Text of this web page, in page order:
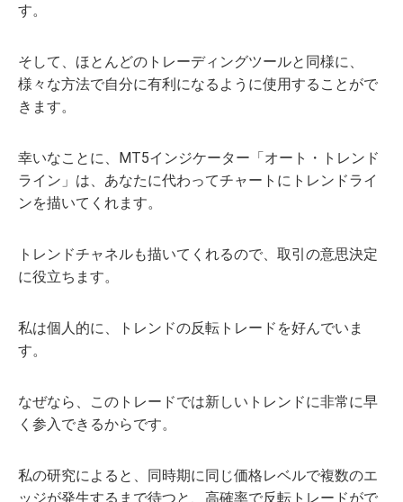
す。
そして、ほとんどのトレーディングツールと同様に、
様々な方法で自分に有利になるように使用することがで
きます。
幸いなことに、MT5インジケーター「オート・トレンド
ライン」は、あなたに代わってチャートにトレンドライ
ンを描いてくれます。
トレンドチャネルも描いてくれるので、取引の意思決定
に役立ちます。
私は個人的に、トレンドの反転トレードを好んでいま
す。
なぜなら、このトレードでは新しいトレンドに非常に早
く参入できるからです。
私の研究によると、同時期に同じ価格レベルで複数のエ
ッジが発生するまで待つと、高確率で反転トレードがで